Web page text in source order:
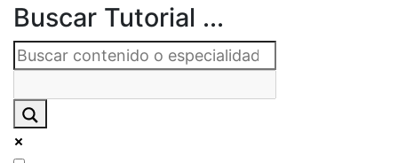
Buscar Tutorial ...